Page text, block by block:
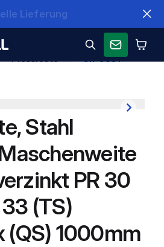
Lieferung
CR-9051
Stahl
PR 30
(TS)
(QS) 1000mm